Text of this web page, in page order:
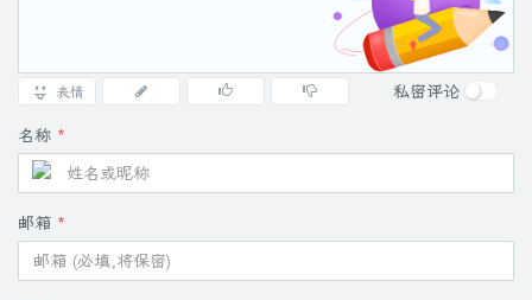
表情 私密评论
名称 *
邮箱 *